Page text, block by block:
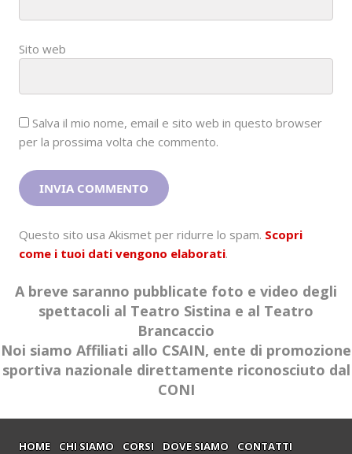
Sito web
Salva il mio nome, email e sito web in questo browser
per la prossima volta che commento.
Questo sito usa Akismet per ridurre lo spam. Scopri
come i tuoi dati vengono elaborati.
A breve saranno pubblicate foto e video degli
spettacoli al Teatro Sistina e al Teatro
Brancaccio
Noi siamo Affiliati allo CSAIN, ente di promozione
sportiva nazionale direttamente riconosciuto dal
CONI
HOME CHI SIAMO CORSI DOVE SIAMO
CONTATTI